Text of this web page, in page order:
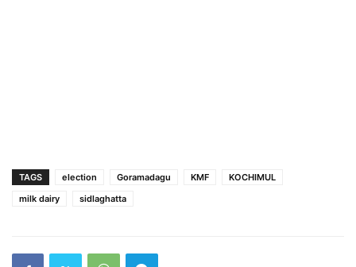
TAGS election Goramadagu KMF
KOCHIMUL
milk dairy
sidlaghatta